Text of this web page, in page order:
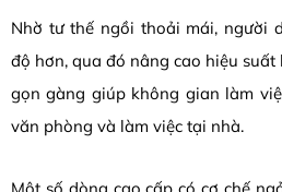
Nhờ tư thế ngồi thoải mái, người
độ hơn, qua đó nâng cao hiệu suất
gọn gàng giúp không gian làm
văn phòng và làm việc tại nhà.